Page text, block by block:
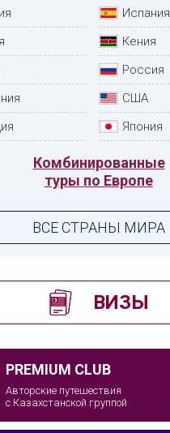
Испания
Кения
Россия
США
Япония
Комбинированные
туры по Европе
ВСЕ СТРАНЫ МИРА
ВИЗЫ
PREMIUM CLUB
Авторские путешествия
с Казахстанской группой